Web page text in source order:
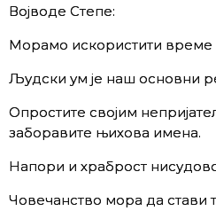
Војводе Степе:
Морамо искористити време
Људски ум је наш основни
Опростите својим
заборавите њихова имена.
Напори и храброст
Човечанство мора да стави